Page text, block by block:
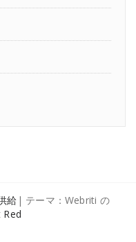
給 | テーマ：Webriti の